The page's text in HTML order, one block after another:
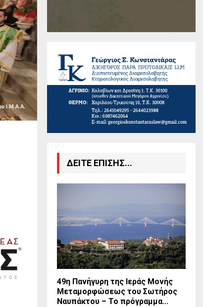
ΔΕΙΤΕ ΕΠΙΣΗΣ...
49η Πανήγυρη της Ιεράς Μονής
Μεταμορφώσεως του Σωτήρος
Ναυπάκτου – Το πρόγραμμα...